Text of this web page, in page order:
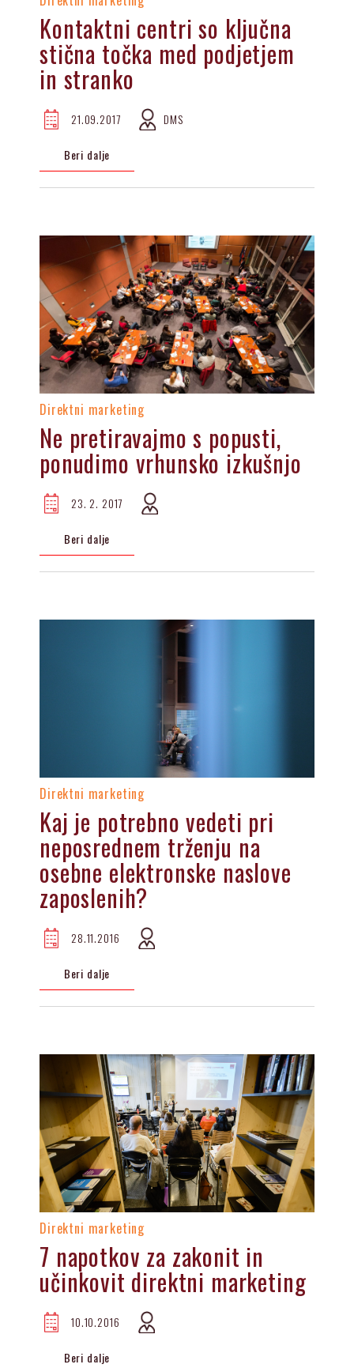
Kontaktni centri so ključna
stična točka med podjetjem
in stranko
21.09.2017 DMS
Beri dalje
Direktni marketing
Ne pretiravajmo s popusti,
ponudimo vrhunsko izkušnjo
23. 2. 2017
Beri dalje
Direktni marketing
Kaj je potrebno vedeti pri
neposrednem trženju na
osebne elektronske naslove
zaposlenih?
28.11.2016
Beri dalje
Direktni marketing
7 napotkov za zakonit in
učinkovit direktni marketing
10.10.2016
Beri dalje